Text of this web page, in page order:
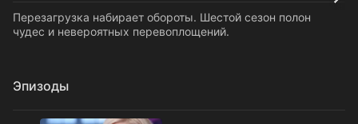
Перезагрузка набирает обороты. Шестой сезон полон
чудес и невероятных перевоплощений.
Эпизоды
1 выпуск